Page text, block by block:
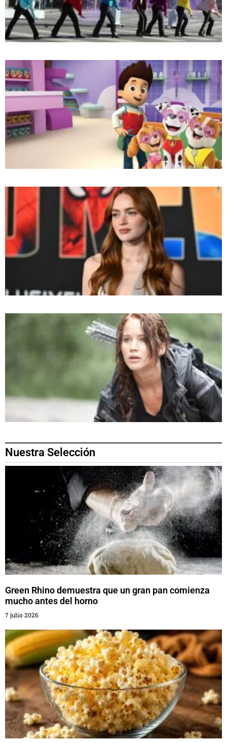
Nuestra Selección
Green Rhino demuestra que un gran pan comienza
mucho antes del horno
7 julio 2026